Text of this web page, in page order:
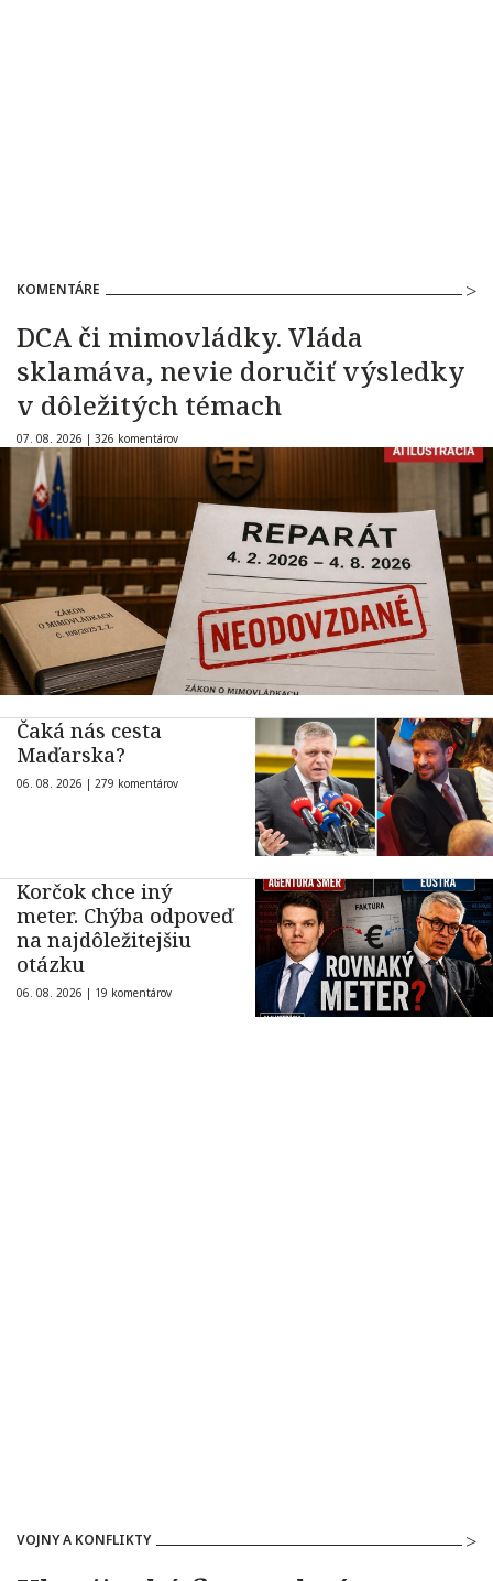
KOMENTÁRE
DCA či mimovládky. Vláda
sklamáva, nevie doručiť výsledky
v dôležitých témach
07. 08. 2026 | 326 komentárov
Čaká nás cesta
Maďarska?
06. 08. 2026 | 279 komentárov
Korčok chce iný
meter. Chýba odpoveď
na najdôležitejšiu
otázku
06. 08. 2026 | 19 komentárov
VOJNY A KONFLIKTY